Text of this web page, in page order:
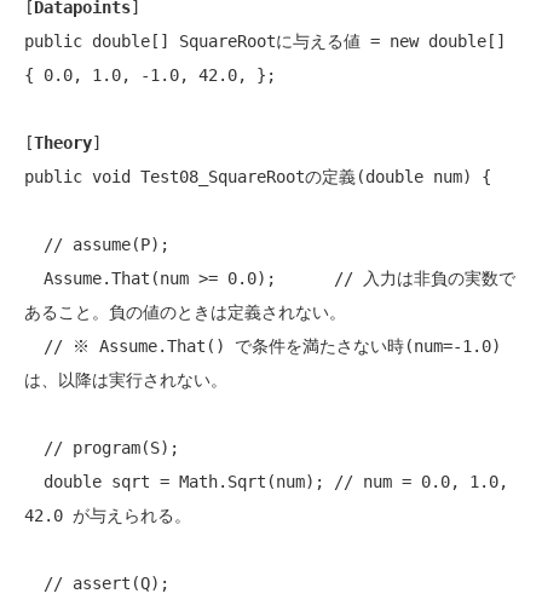
[Datapoints
public double[] SquareRootに与える値 = new double[]
{ 0.0, 1.0, -1.0, 42.0, };
[Theory
public void Test08_SquareRootの定義(double num) {
// assume(P);
Assume
// 入力は非負の実数で
あること。負の値のときは定義されない。
// ※ Assume.That() で条件を満たさない時(num=-1.0)
は、以降は実行されない。
// program(S);
double sqrt = Math
// num = 0.0, 1.0,
42.0 が与えられる。
// assert(Q);